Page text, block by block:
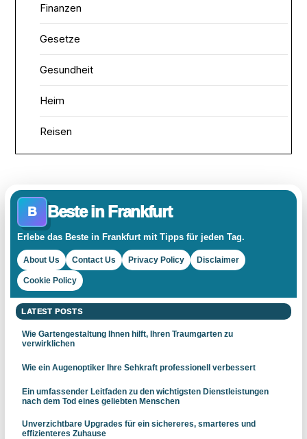
Finanzen
Gesetze
Gesundheit
Heim
Reisen
B Beste in Frankfurt
Erlebe das Beste in Frankfurt mit Tipps für jeden Tag.
About Us Contact Us Privacy Policy Disclaimer
Cookie Policy
LATEST POSTS
Wie Gartengestaltung Ihnen hilft, Ihren Traumgarten zu
verwirklichen
Wie ein Augenoptiker Ihre Sehkraft professionell verbessert
Ein umfassender Leitfaden zu den wichtigsten Dienstleistungen
nach dem Tod eines geliebten Menschen
Unverzichtbare Upgrades für ein sichereres, smarteres und
effizienteres Zuhause